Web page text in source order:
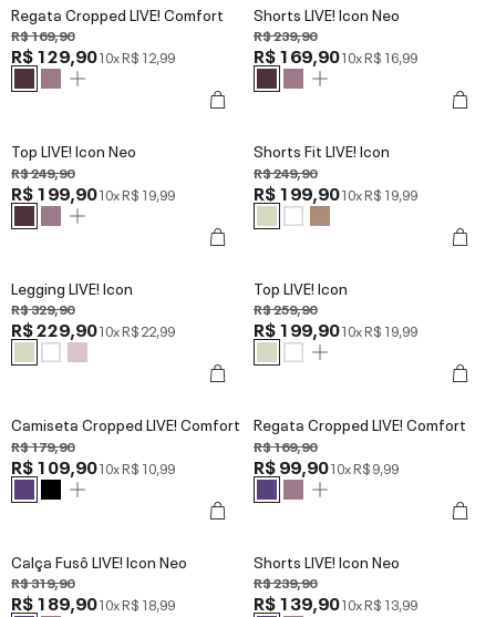
Regata Cropped LIVE! Comfort
R$ 169,90
R$ 129,9010xR$ 12,99
Shorts LIVE! Icon Neo
R$ 239,90
R$ 169,9010xR$ 16,99
Top LIVE! Icon Neo
R$ 249,90
R$ 199,9010xR$ 19,99
Shorts Fit LIVE! Icon
R$ 249,90
R$ 199,9010xR$ 19,99
Legging LIVE! Icon
R$ 329,90
R$ 229,9010xR$ 22,99
Top LIVE! Icon
R$ 259,90
R$ 199,9010xR$ 19,99
Camiseta Cropped LIVE! Comfort
R$ 179,90
R$ 109,9010xR$ 10,99
Regata Cropped LIVE! Comfort
R$ 169,90
R$ 99,9010xR$ 9,99
Calça Fusô LIVE! Icon Neo
R$ 319,90
R$ 189,9010xR$ 18,99
Shorts LIVE! Icon Neo
R$ 239,90
R$ 139,9010xR$ 13,99